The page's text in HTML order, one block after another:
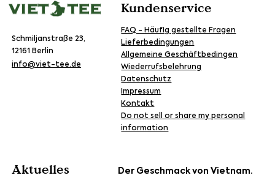
Schmiljanstraße 23,
12161 Berlin
info@viet-tee.de
Kundenservice
FAQ - Häufig gestellte Fragen
Lieferbedingungen
Allgemeine Geschäftbedingen
Wiederrufsbelehrung
Datenschutz
Impressum
Kontakt
Do not sell or share my personal
information
Aktuelles Der Geschmack von Vietnam.